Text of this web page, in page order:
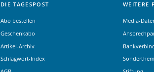
DIE TAGESPOST
Abo bestellen
Geschenkabo
Artikel-Archiv
Schlagwort-Index
WEITERE
Media-